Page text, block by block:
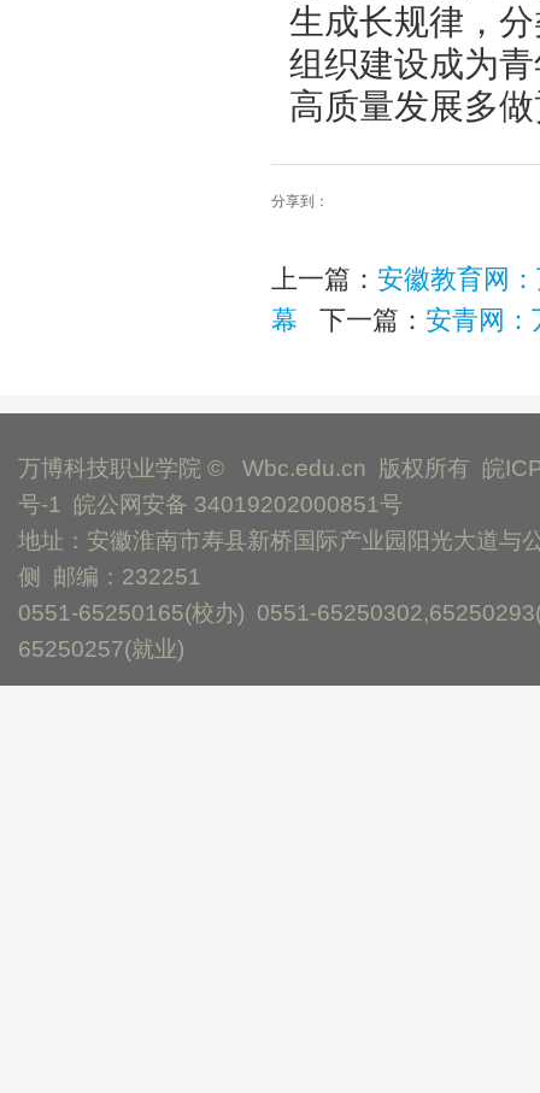
生成长规律，
组织建设成为
高质量发展多
分享到：
上一篇：安徽教育网
幕 下一篇：安青网：
万博科技职业学院 © Wbc.edu.cn 版权所有 皖
号-1
皖公网安备 34019202000851号
地址：安徽淮南市寿县新桥国际产业园阳光大道与
侧 邮编：232251
0551-65250165(校办) 0551-
65250257(就业)